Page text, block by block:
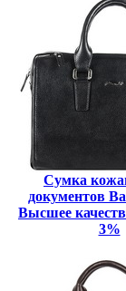
Сумка
документов
Высшее
3%